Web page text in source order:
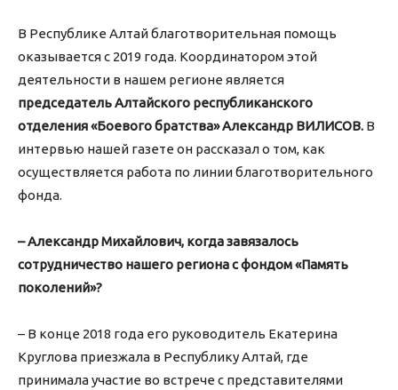
В Республике Алтай благотворительная помощь
оказывается с 2019 года. Координатором этой
деятельности в нашем регионе является
председатель Алтайского республиканского
отделения «Боевого братства» Александр ВИЛИСОВ. В
интервью нашей газете он рассказал о том, как
осуществляется работа по линии благотворительного
фонда.
– Александр Михайлович, когда завязалось
сотрудничество нашего региона с фондом «Память
поколений»?
– В конце 2018 года его руководитель Екатерина
Круглова приезжала в Республику Алтай, где
принимала участие во встрече с представителями